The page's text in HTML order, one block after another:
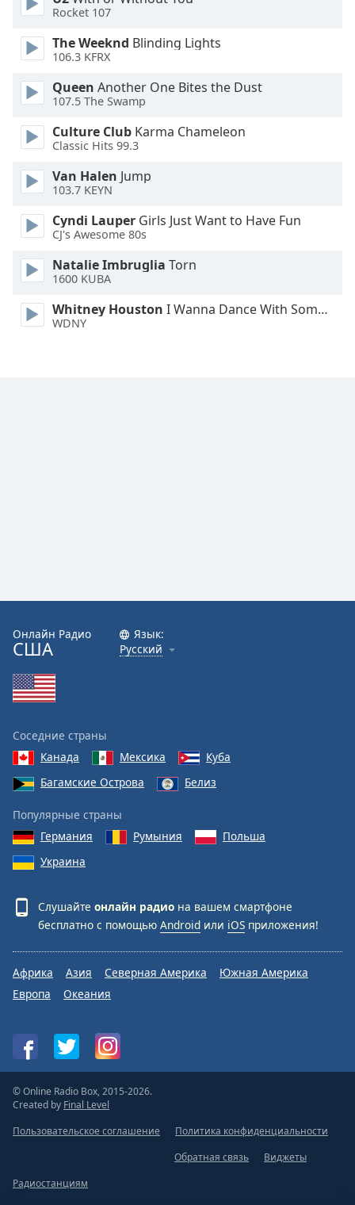
Font
Edge
Style
Font
Family
Reset
Done
Modal
Dialog
dialog
Rocket 107
The Weeknd Blinding Lights
106.3 KFRX
Queen Another One Bites the Dust
107.5 The Swamp
Culture Club Karma Chameleon
Classic Hits 99.3
Van Halen Jump
103.7 KEYN
Cyndi Lauper Girls Just Want to Have Fun
CJ's Awesome 80s
Natalie Imbruglia Torn
1600 KUBA
Whitney Houston I Wanna Dance With Somebody
WDNY
Онлайн Радио
США
Язык:
Русский
Соседние страны
Канада
Мексика
Куба
Багамские Острова
Белиз
Популярные страны
Германия
Румыния
Польша
Украина
Слушайте онлайн радио на вашем смартфоне
бесплатно с помощью Android или iOS приложения!
Африка Азия Северная Америка
Южная Америка
Европа
Океания
© Online Radio Box, 2015-2026.
Created by Final Level
Пользовательское соглашение
Политика конфиденциальности
Обратная связь
Виджеты
Радиостанциям